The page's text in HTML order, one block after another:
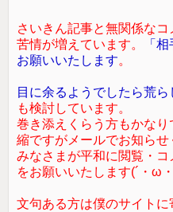
さいきん記事と無関係なコ
苦情が増えています。
「
お願いいたします。
目に余るようでしたら荒
も検討しています。
巻き添えくらう方もかな
縮ですがメールでお知らせ
みなさまが平和に閲覧・
をお願いいたします(´・ω
文句ある方は僕のサイト